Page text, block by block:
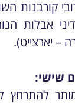
קורבנות
אבלות
– יארצייט).
שישי:
להתרחץ